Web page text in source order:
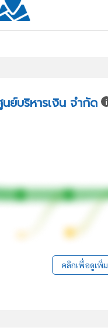
ย์บริหารเงิน จำกัด
คลิกเพื่อดูเพิ่